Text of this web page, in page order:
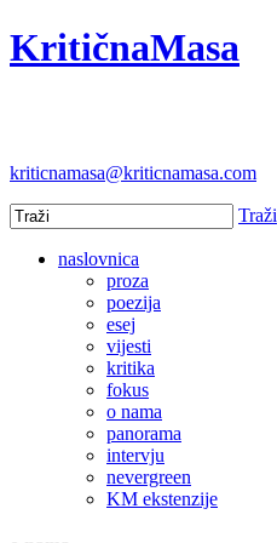
KritičnaMasa
kriticnamasa@kriticnamasa.com
Traži
naslovnica
proza
poezija
esej
vijesti
kritika
fokus
o nama
panorama
intervju
nevergreen
KM ekstenzije